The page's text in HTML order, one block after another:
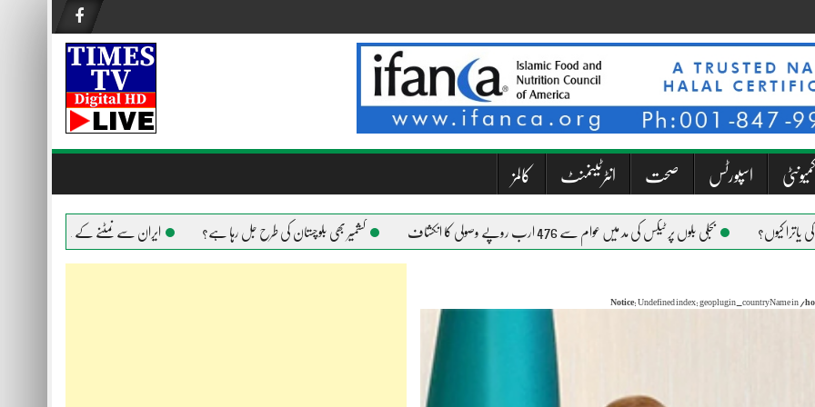
کمیونٹی اسپورٹس صحت انٹرٹینمنٹ کالمز
بجلی بلوں پر ٹیکس کی مد میں عوام سے 476 ارب روپے وصولی کا انکشاف کشمیر بھی بلوچستان کی طرح جل رہا ہے؟ ایران سے نمٹنے کے لیے امریکا ہر ہتھیار
Notice: Undefined index: geoplugin_countryName in /